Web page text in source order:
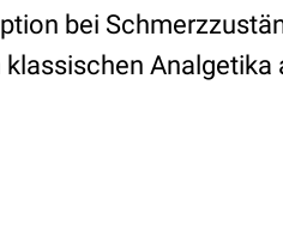
bei
Analgetika